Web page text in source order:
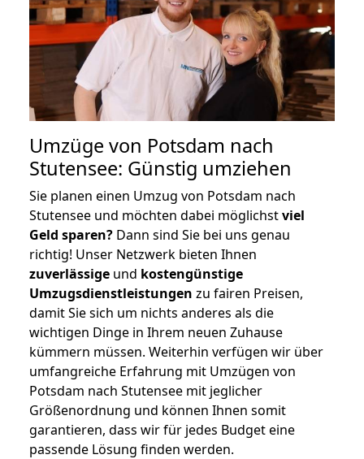
Umzüge von Potsdam nach
Stutensee: Günstig umziehen
Sie planen einen Umzug von Potsdam nach
Stutensee und möchten dabei möglichstviel
Geld sparen? Dann sind Sie bei uns genau
richtig! Unser Netzwerk bieten Ihnen
zuverlässige und kostengünstige
Umzugsdienstleistungen zu fairen Preisen,
damit Sie sich um nichts anderes als die
wichtigen Dinge in Ihrem neuen Zuhause
kümmern müssen. Weiterhin verfügen wir über
umfangreiche Erfahrung mit Umzügen von
Potsdam nach Stutensee mit jeglicher
Größenordnung und können Ihnen somit
garantieren, dass wir für jedes Budget eine
passende Lösung finden werden.